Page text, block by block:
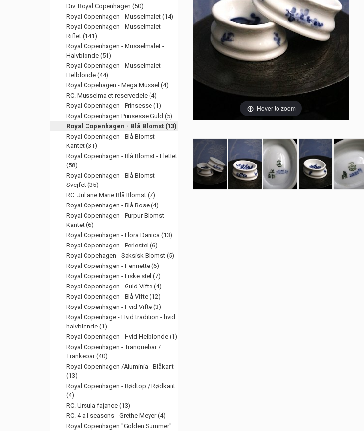
Div. Royal Copenhagen (50)
Royal Copenhagen - Musselmalet (14)
Royal Copenhagen - Musselmalet -
Riflet (141)
Royal Copenhagen - Musselmalet -
Halvblonde (51)
Royal Copenhagen - Musselmalet -
Helblonde (44)
Royal Copehagen - Mega Mussel (4)
RC. Musselmalet reservedele (4)
Royal Copenhagen - Prinsesse (1)
Royal Copenhagen Prinsesse Guld (5)
Royal Copenhagen - Blå Blomst (13)
Royal Copenhagen - Blå Blomst -
Kantet (31)
Royal Copenhagen - Blå Blomst - Flettet
(58)
Royal Copenhagen - Blå Blomst -
Svejfet (35)
RC. Juliane Marie Blå Blomst (7)
Royal Copenhagen - Blå Rose (4)
Royal Copenhagen - Purpur Blomst -
Kantet (6)
Royal Copenhagen - Flora Danica (13)
Royal Copenhagen - Perlestel (6)
Royal Copehagen - Saksisk Blomst (5)
Royal Copenhagen - Henriette (6)
Royal Copenhagen - Fiske stel (7)
Royal Copenhagen - Guld Vifte (4)
Royal Copenhagen - Blå Vifte (12)
Royal Copenhagen - Hvid Vifte (3)
Royal Copenhage - Hvid tradition - hvid
halvblonde (1)
Royal Copenhagen - Hvid Helblonde (1)
Royal Copenhagen - Tranquebar /
Trankebar (40)
Royal Copenhagen /Aluminia - Blåkant
(13)
Royal Copenhagen - Rødtop / Rødkant
(4)
RC. Ursula fajance (13)
RC. 4 all seasons - Grethe Meyer (4)
Royal Copenhagen "Golden Summer"
Hover to zoom